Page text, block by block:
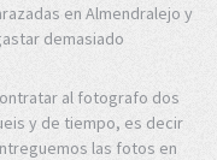
en Almendralejo y
demasiado
al fotografo dos
y de tiempo, es decir
las fotos en